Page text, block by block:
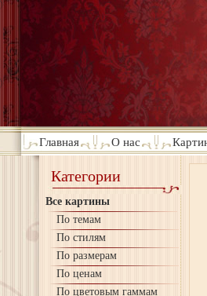
Главная О нас
Категории
Все картины
По темам
По стилям
По размерам
По ценам
По цветовым гаммам